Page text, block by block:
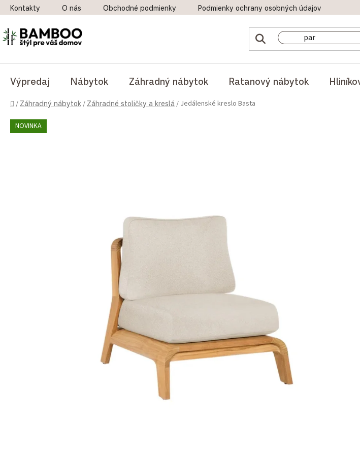
Prejsť na obsah
Kontakty O nás Obchodné podmienky Podmienky ochrany osobných údajov
Výpredaj Nábytok Záhradný nábytok Ratanový nábytok
Domov
/ Záhradný nábytok / Záhradné stoličky a kreslá / Jedálenské kreslo Basta
NOVINKA